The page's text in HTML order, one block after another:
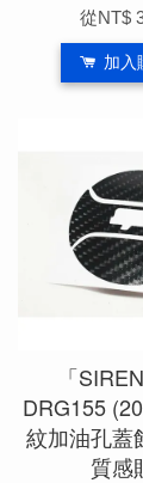
從NT$
加入
「
DRG155
紋加油孔蓋
質感